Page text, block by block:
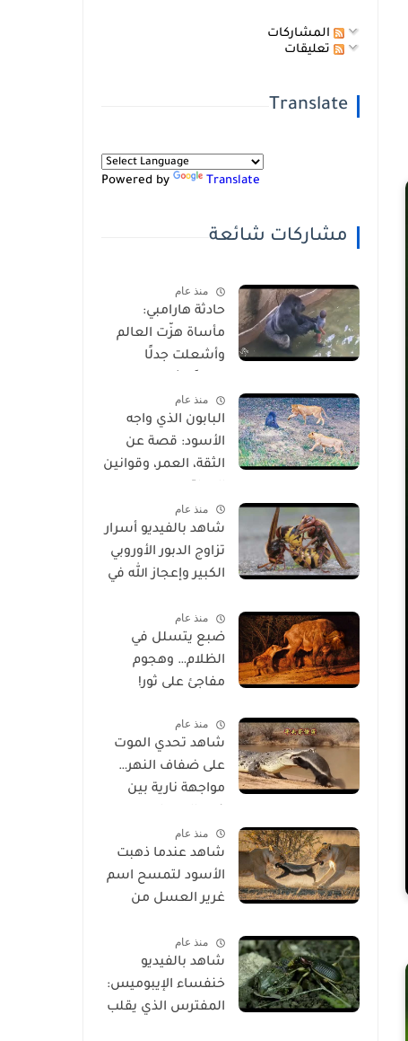
المشاركات
تعليقات
Translate
Powered by Translate
مشاركات شائعة
منذ عام
حادثة هارامبي:
مأساة هزّت العالم
وأشعلت جدلًا
بالفيديو
منذ عام
البابون الذي واجه
الأسود: قصة عن
الثقة، العمر، وقوانين
منذ عام
شاهد بالفيديو أسرار
تزاوج الدبور الأوروبي
الكبير وإعجاز الله في
منذ عام
ضبع يتسلل في
الظلام… وهجوم
مفاجئ على ثور!
منذ عام
شاهد تحدي الموت
على ضفاف النهر…
مواجهة نارية بين
وتمساح شرس
منذ عام
شاهد عندما ذهبت
الأسود لتمسح اسم
غرير العسل من
منذ عام
شاهد بالفيديو
خنفساء الإيبوميس:
المفترس الذي يقلب